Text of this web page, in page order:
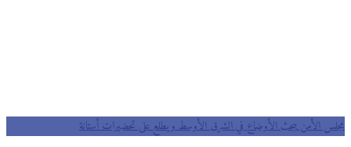
مجلس الأمن يبحث الأوضاع في الشرق الأوسط ويطلع على تحضيرات أستانة